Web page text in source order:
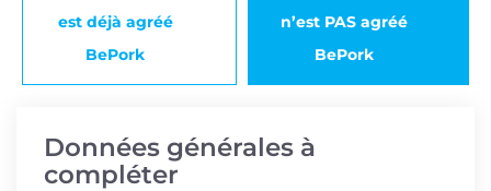
est déjà agréé
BePork
n’est PAS agréé
BePork
Données générales à
compléter